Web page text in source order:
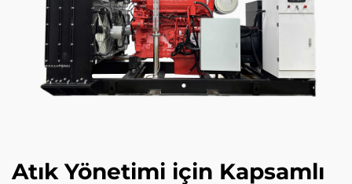
Atık Yönetimi için Kapsamlı